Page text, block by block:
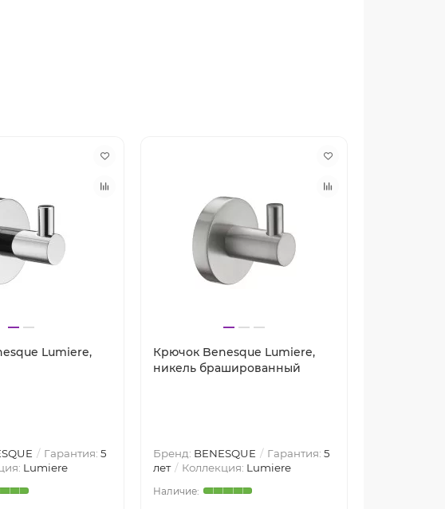
Lumiere,
Гарантия: 5
Lumiere
Крючок Benesque Lumiere,
никель брашированный
Бренд: BENESQUE Гарантия: 5
лет
Коллекция: Lumiere